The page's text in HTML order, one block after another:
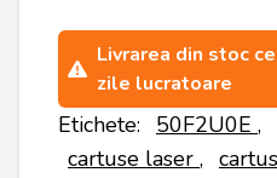
Livrarea din stoc
zile lucratoare
Etichete: 50F2U0E ,
cartuse laser ,